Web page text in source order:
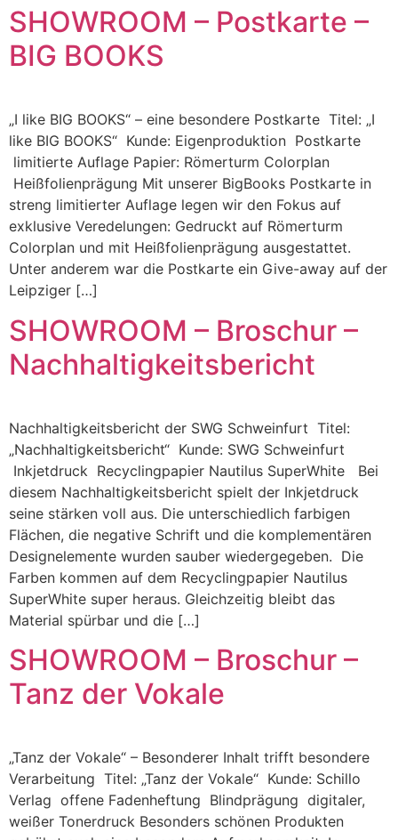
SHOWROOM – Postkarte –
BIG BOOKS
„I like BIG BOOKS“ – eine besondere Postkarte Titel: „I
like BIG BOOKS“ Kunde: Eigenproduktion Postkarte
limitierte Auflage Papier: Römerturm Colorplan
Heißfolienprägung Mit unserer BigBooks Postkarte in
streng limitierter Auflage legen wir den Fokus auf
exklusive Veredelungen: Gedruckt auf Römerturm
Colorplan und mit Heißfolienprägung ausgestattet.
Unter anderem war die Postkarte ein Give-away auf der
Leipziger […]
SHOWROOM – Broschur –
Nachhaltigkeitsbericht
Nachhaltigkeitsbericht der SWG Schweinfurt Titel:
„Nachhaltigkeitsbericht“ Kunde: SWG Schweinfurt
Inkjetdruck Recyclingpapier Nautilus SuperWhite Bei
diesem Nachhaltigkeitsbericht spielt der Inkjetdruck
seine stärken voll aus. Die unterschiedlich farbigen
Flächen, die negative Schrift und die komplementären
Designelemente wurden sauber wiedergegeben. Die
Farben kommen auf dem Recyclingpapier Nautilus
SuperWhite super heraus. Gleichzeitig bleibt das
Material spürbar und die […]
SHOWROOM – Broschur –
Tanz der Vokale
„Tanz der Vokale“ – Besonderer Inhalt trifft besondere
Verarbeitung Titel: „Tanz der Vokale“ Kunde: Schillo
Verlag offene Fadenheftung Blindprägung digitaler,
weißer Tonerdruck Besonders schönen Produkten